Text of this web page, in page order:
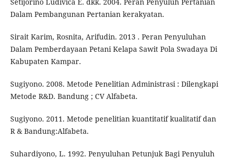
Dalam Pembangunan Pertanian kerakyatan.
Sirait Karim, Rosnita, Arifudin. 2013 . Peran Penyuluhan
Dalam Pemberdayaan Petani Kelapa Sawit Pola Swadaya Di
Kabupaten Kampar.
Sugiyono. 2008. Metode Penelitian Administrasi : Dilengkapi
Metode R&D. Bandung ; CV Alfabeta.
Sugiyono. 2011. Metode penelitian kuantitatif kualitatif dan
R & Bandung:Alfabeta.
Suhardiyono, L. 1992. Penyuluhan Petunjuk Bagi Penyuluh